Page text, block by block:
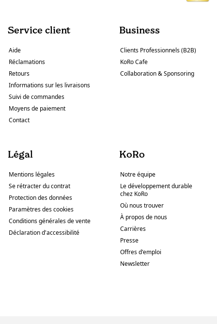
Service client
Aide
Réclamations
Retours
Informations sur les livraisons
Suivi de commandes
Moyens de paiement
Contact
Business
Clients Professionnels (B2B)
KoRo Cafe
Collaboration & Sponsoring
Légal
Mentions légales
Se rétracter du contrat
Protection des données
Paramètres des cookies
Conditions générales de vente
Déclaration d'accessibilité
KoRo
Notre équipe
Le développement durable
chez KoRo
Où nous trouver
À propos de nous
Carrières
Presse
Offres d'emploi
Newsletter